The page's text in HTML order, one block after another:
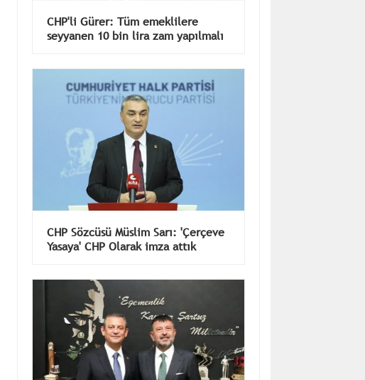
CHP'li Gürer: Tüm emeklilere
CHP Sözcüsü Müslim Sarı: 'Çerçeve